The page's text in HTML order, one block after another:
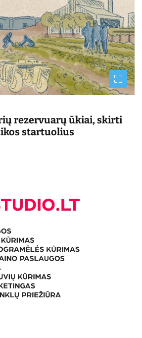
m
a
t
e
d
r
e
a
d
t
i
m
e
rezervuarų ūkiai, skirti
startuolius